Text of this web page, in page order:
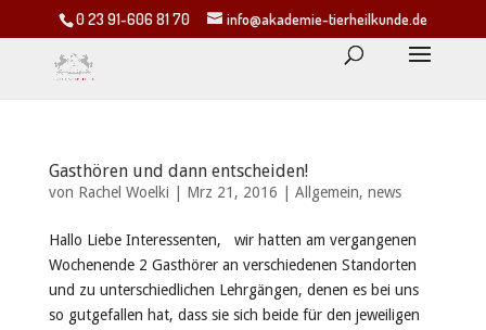
0 23 91-606 81 70 info@akademie-tierheilkunde.de
Gasthören und dann entscheiden!
von Rachel Woelki Mrz 21, 2016 Allgemein, news
Hallo Liebe Interessenten, wir hatten am vergangenen
Wochenende 2 Gasthörer an verschiedenen Standorten
und zu unterschiedlichen Lehrgängen, denen es bei uns
so gutgefallen hat, dass sie sich beide für den jeweiligen